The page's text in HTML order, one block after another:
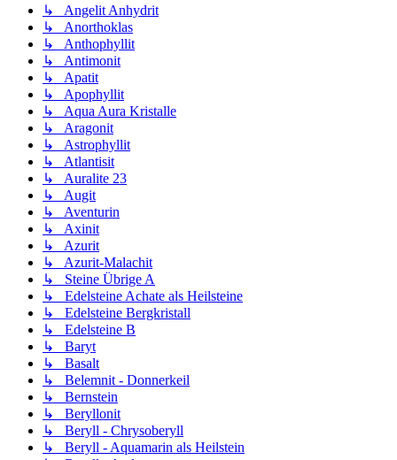
↳ Angelit Anhydrit
↳ Anorthoklas
↳ Anthophyllit
↳ Antimonit
↳ Apatit
↳ Apophyllit
↳ Aqua Aura Kristalle
↳ Aragonit
↳ Astrophyllit
↳ Atlantisit
↳ Auralite 23
↳ Augit
↳ Aventurin
↳ Axinit
↳ Azurit
↳ Azurit-Malachit
↳ Steine Übrige A
↳ Edelsteine Achate als Heilsteine
↳ Edelsteine Bergkristall
↳ Edelsteine B
↳ Baryt
↳ Basalt
↳ Belemnit - Donnerkeil
↳ Bernstein
↳ Beryllonit
↳ Beryll - Chrysoberyll
↳ Beryll - Aquamarin als Heilstein